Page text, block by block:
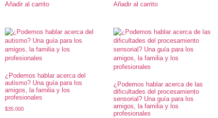
Añadir al carrito Añadir al carrito
¿Podemos hablar acerca del
autismo? Una guía para los
amigos, la familia y los
profesionales
$35.000
¿Podemos hablar acerca de las
dificultades del procesamiento
sensorial? Una guía para los
amigos, la familia y los
profesionales